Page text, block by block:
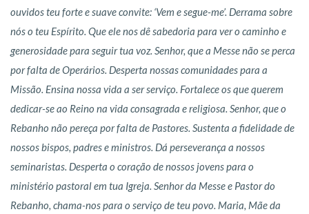
ouvidos teu forte e suave convite: ‘Vem e segue-me’. Derrama sobre
nós o teu Espírito. Que ele nos dê sabedoria para ver o caminho e
generosidade para seguir tua voz. Senhor, que a Messe não se perca
por falta de Operários. Desperta nossas comunidades para a
Missão. Ensina nossa vida a ser serviço. Fortalece os que querem
dedicar-se ao Reino na vida consagrada e religiosa. Senhor, que o
Rebanho não pereça por falta de Pastores. Sustenta a fidelidade de
nossos bispos, padres e ministros. Dá perseverança a nossos
seminaristas. Desperta o coração de nossos jovens para o
ministério pastoral em tua Igreja. Senhor da Messe e Pastor do
Rebanho, chama-nos para o serviço de teu povo. Maria, Mãe da